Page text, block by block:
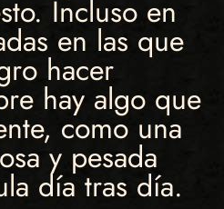
Incluso en
en las que
hacer
hay algo que
como una
y pesada
día tras día.